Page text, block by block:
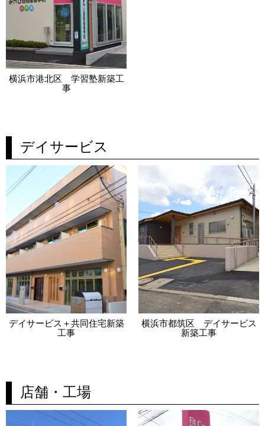
横浜市港北区 学習塾新築工
事
デイサービス
デイサービス＋共同住宅新築
工事
横浜市都筑区 デイサービス
新築工事
店舗・工場